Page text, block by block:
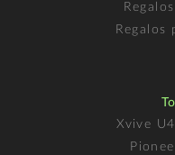
Regalos
Xvive